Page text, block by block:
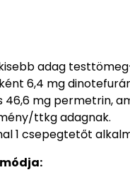
adag
6,4 mg
46,6 mg permetrin,
ttkg adagnak.
1 csepegtetőt